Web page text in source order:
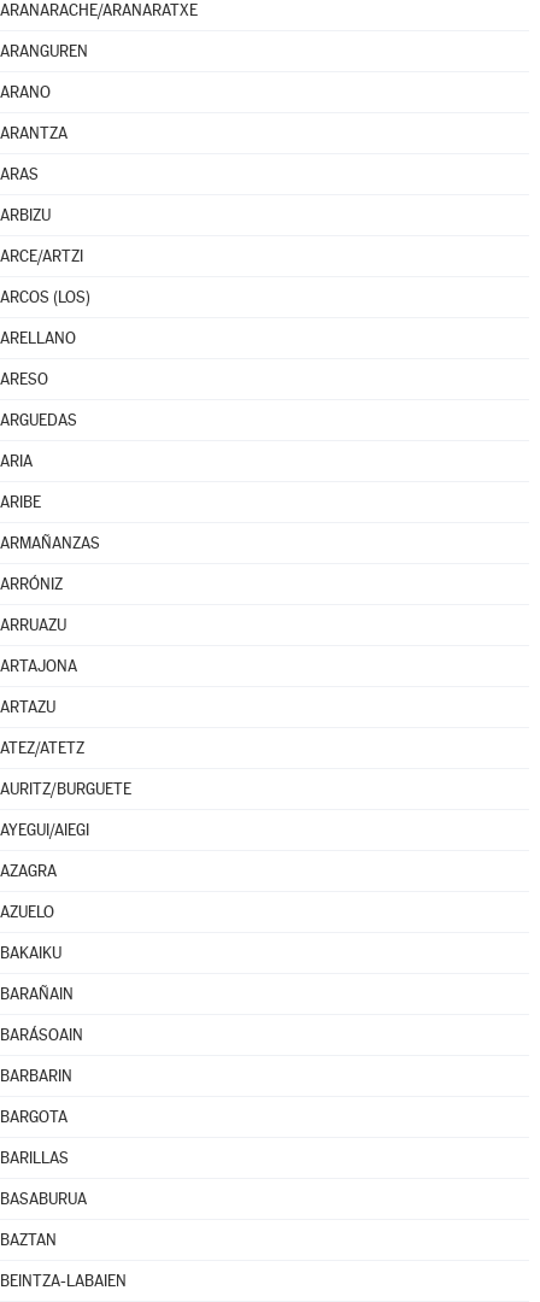
ARANARACHE/ARANARATXE
ARANGUREN
ARANO
ARANTZA
ARAS
ARBIZU
ARCE/ARTZI
ARCOS (LOS)
ARELLANO
ARESO
ARGUEDAS
ARIA
ARIBE
ARMAÑANZAS
ARRÓNIZ
ARRUAZU
ARTAJONA
ARTAZU
ATEZ/ATETZ
AURITZ/BURGUETE
AYEGUI/AIEGI
AZAGRA
AZUELO
BAKAIKU
BARAÑAIN
BARÁSOAIN
BARBARIN
BARGOTA
BARILLAS
BASABURUA
BAZTAN
BEINTZA-LABAIEN